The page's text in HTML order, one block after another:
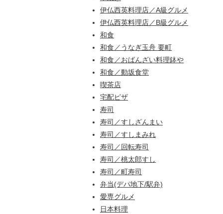
伊仏西英料理店／A級グルメ
伊仏西英料理店／B級グルメ
和食
和食／うなぎ玉舟 要町
和食／おばんざい料理鉢や
和食／動坂食堂
喫茶店
宅配ピザ
寿司
寿司／すしざんまい
寿司／すしまみれ
寿司／回転寿司
寿司／桃太郎すし
寿司／町寿司
弁当(デパ地下/駅弁)
愛専グルメ
日本料理